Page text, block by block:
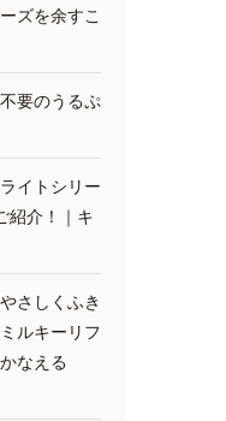
ズを余すこ
要のうるぷ
イトシリー
紹介！｜キ
さしくふき
ルキーリフ
なえる